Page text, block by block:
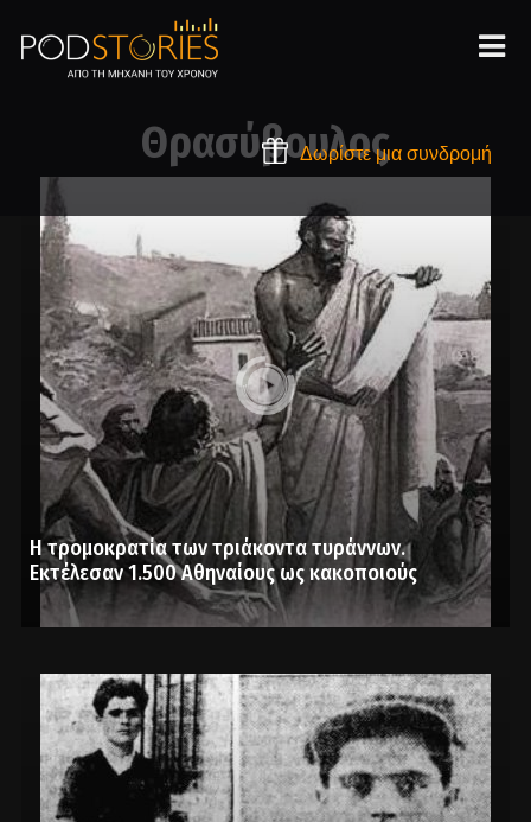
Δωρίστε μια συνδρομή
Θρασύβουλος
Η τρομοκρατία των τριάκοντα τυράννων.
Εκτέλεσαν 1.500 Αθηναίους ως κακοποιούς